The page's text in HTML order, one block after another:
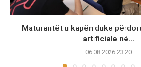
Maturantët u kapën duke
artificiale në...
06.08.2026 23:20